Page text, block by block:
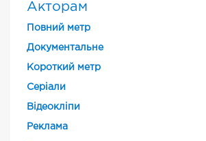
Акторам
Повний метр
Документальне
Короткий метр
Cеріали
Відеокліпи
Реклама